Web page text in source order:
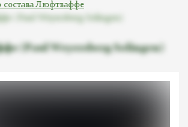
состава Люфтваффе
(Paul Weyersberg Solingen)